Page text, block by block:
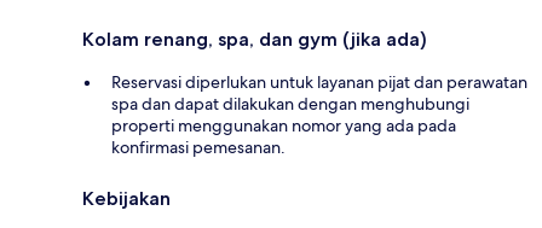
Kolam renang, spa, dan gym (jika ada)
Reservasi diperlukan untuk layanan pijat dan perawatan
spa dan dapat dilakukan dengan menghubungi
properti menggunakan nomor yang ada pada
konfirmasi pemesanan.
Kebijakan